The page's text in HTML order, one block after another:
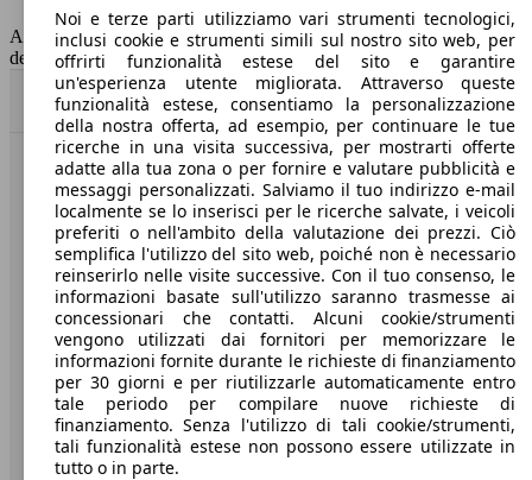
Capacità del serbatoio
55 l
AutoScout24 non si assume alcuna responsabilità per la correttezza
dei dati.
Torna su
Benvenuti su AutoScout24, il mercato auto europeo.
Società
A proposito di AutoScout24
Stampa
Media
Condizioni generali
Informazioni
Noi e terze parti utilizziamo vari strumenti tecnologici,
inclusi cookie e strumenti simili sul nostro sito web, per
offrirti funzionalità estese del sito e garantire
un'esperienza utente migliorata. Attraverso queste
funzionalità estese, consentiamo la personalizzazione
della nostra offerta, ad esempio, per continuare le tue
ricerche in una visita successiva, per mostrarti offerte
adatte alla tua zona o per fornire e valutare pubblicità e
messaggi personalizzati. Salviamo il tuo indirizzo e-mail
localmente se lo inserisci per le ricerche salvate, i veicoli
preferiti o nell'ambito della valutazione dei prezzi. Ciò
semplifica l'utilizzo del sito web, poiché non è necessario
reinserirlo nelle visite successive. Con il tuo consenso, le
informazioni basate sull'utilizzo saranno trasmesse ai
concessionari che contatti. Alcuni cookie/strumenti
vengono utilizzati dai fornitori per memorizzare le
informazioni fornite durante le richieste di finanziamento
per 30 giorni e per riutilizzarle automaticamente entro
tale periodo per compilare nuove richieste di
finanziamento. Senza l'utilizzo di tali cookie/strumenti,
tali funzionalità estese non possono essere utilizzate in
tutto o in parte.